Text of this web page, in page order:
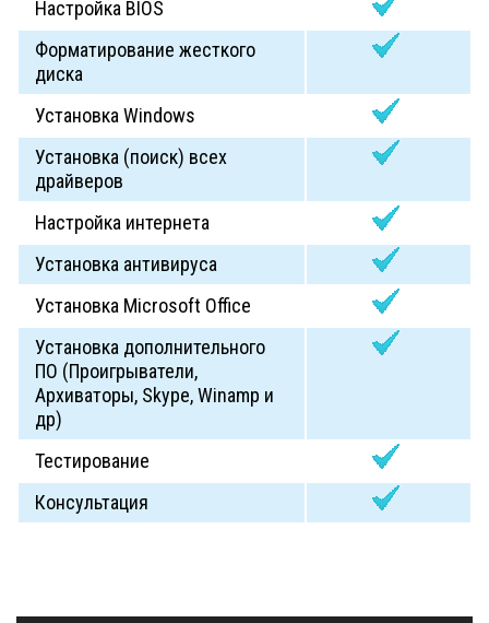
Настройка BIOS
Форматирование жесткого
диска
Установка Windows
Установка (поиск) всех
драйверов
Настройка интернета
Установка антивируса
Установка Мicrosoft Office
Установка дополнительного
ПО (Проигрыватели,
Архиваторы, Skype, Winamp и
др)
Тестирование
Консультация